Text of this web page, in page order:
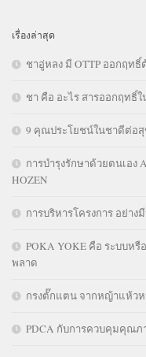
เรื่องล่าสุด
ชาอู่หลง มี OTTP ออกฤท
ชา คือ อะไร สารออกฤทธิ์
9 คุณประโยชน์ในชาดีต่อ
การบำรุงรักษาด้วยตนเอง
HOZEN
การบริหารโครงการ อย่า
POKA YOKE คือ ระบบห
พลาด
กรงตั๊กแตน จากหญ้าแห้ว
PDCA กับการควบคุมคุณภ